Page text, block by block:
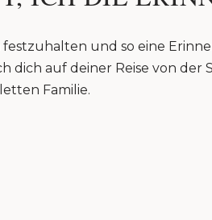
und so eine
dich auf deiner Reise von der
Familie.